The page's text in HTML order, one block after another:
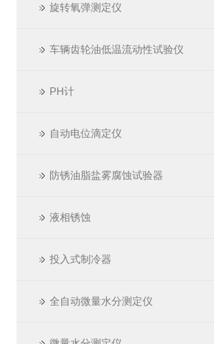
旋转氧弹测定仪
车辆齿轮油低温流动性试验仪
PH计
自动电位滴定仪
防锈油脂盐雾腐蚀试验器
液相锈蚀
投入式制冷器
全自动微量水分测定仪